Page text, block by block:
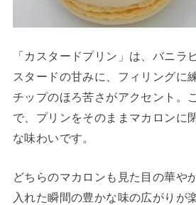
「カスタードプリン」は、バニラ
スタードの甘みに、フィリングに
チップのほろ苦さがアクセント。
で、プリンをそのままマカロンに
な味わいです。
どちらのマカロンも見た目の華や
入れた瞬間の豊かな味の広がりが